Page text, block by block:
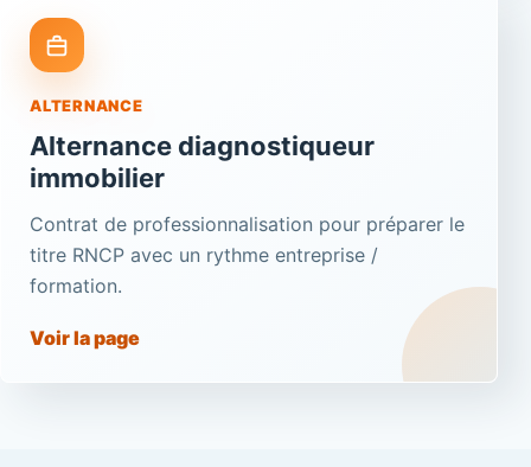
ALTERNANCE
Alternance diagnostiqueur
immobilier
Contrat de professionnalisation pour préparer le
titre RNCP avec un rythme entreprise /
formation.
Voir la page